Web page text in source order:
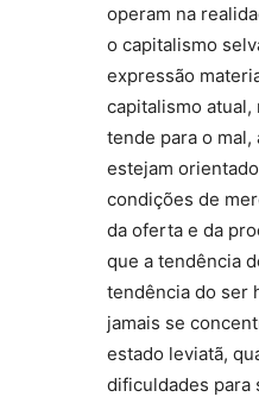
operam na
o capitalismo
expressão
capitalismo
tende para o
estejam
condições de
da oferta e da
que a tendência
tendência do ser
jamais se
estado leviatã,
dificuldades para